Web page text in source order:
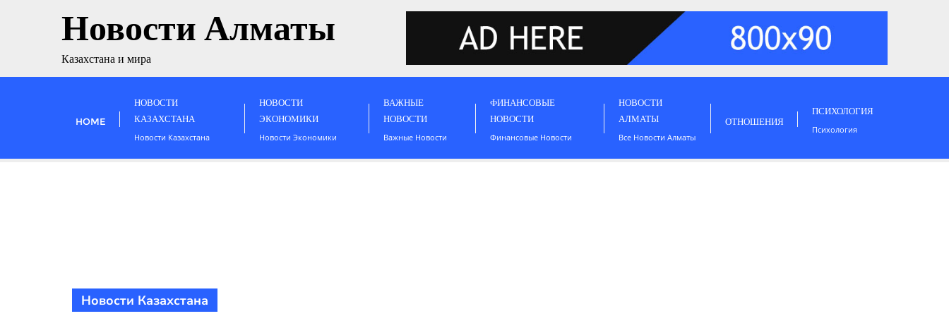
Новости Алматы
Казахстана и мира
HOME
НОВОСТИ
КАЗАХСТАНА
Новости Казахстана
НОВОСТИ
ЭКОНОМИКИ
Новости Экономики
ВАЖНЫЕ
НОВОСТИ
Важные Новости
ФИНАНСОВЫЕ
НОВОСТИ
Финансовые Новости
НОВОСТИ
АЛМАТЫ
Все Новости Алматы
ОТНОШЕНИЯ
ПСИХОЛОГИЯ
Психология
Новости Казахстана